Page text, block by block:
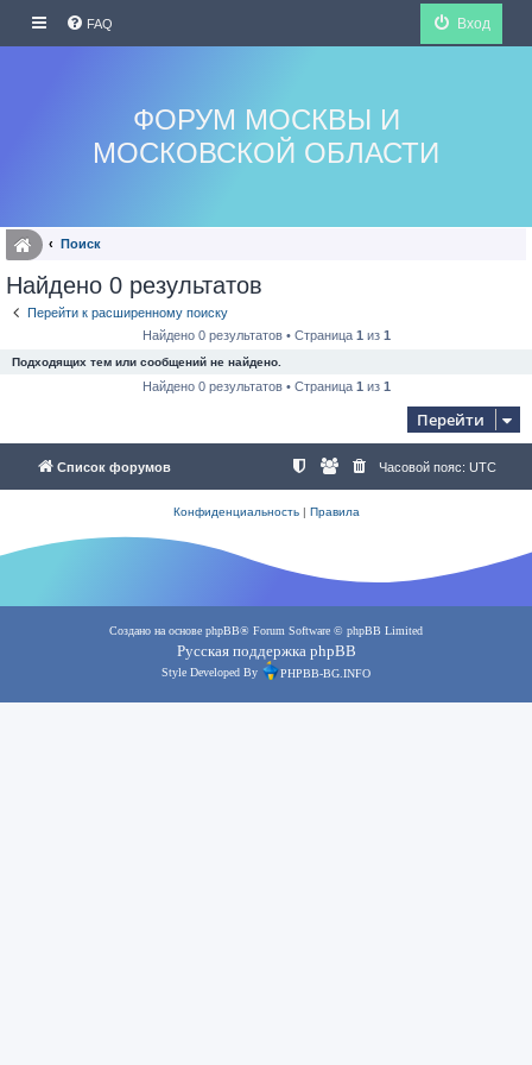
FAQ Вход
ФОРУМ МОСКВЫ И
МОСКОВСКОЙ ОБЛАСТИ
Поиск
Найдено 0 результатов
Перейти к расширенному поиску
Найдено 0 результатов • Страница 1 из 1
Подходящих тем или сообщений не найдено.
Найдено 0 результатов • Страница 1 из 1
Перейти
Список форумов Часовой пояс: UTC
Конфиденциальность| Правила
Создано на основе phpBB® Forum Software © phpBB Limited
Русская поддержка phpBB
Style Developed By PHPBB-BG.INFO